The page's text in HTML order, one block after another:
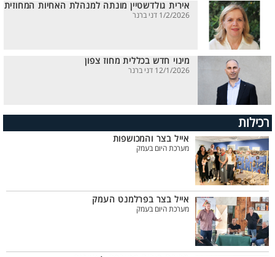
אירית גולדשטיין מונתה למנהלת האחיות המחוזית
1/2/2026 דני ברנר
מינוי חדש בכללית מחוז צפון
12/1/2026 דני ברנר
רכילות
אייל בצר והמכושפות
מערכת היום בעמק
אייל בצר בפרלמנט העמק
מערכת היום בעמק